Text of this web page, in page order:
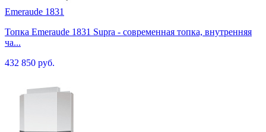
Emeraude 1831
Топка Emeraude 1831 Supra - современная топка, внутренняя
ча...
432 850 руб.